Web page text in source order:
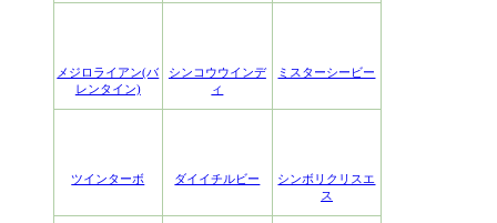
メジロライアン(バ
レンタイン)
シンコウウインデ
ィ
ミスターシービー
ツインターボ ダイイチルビー
シンボリクリスエ
ス